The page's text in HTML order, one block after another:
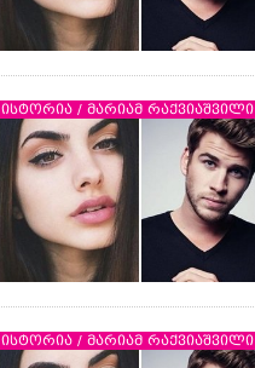
ისტორია / მარიამ რაქვიაშვილი
ისტორია / მარიამ რაქვიაშვილი